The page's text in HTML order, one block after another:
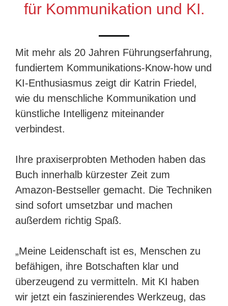
für Kommunikation und KI.
Mit mehr als 20 Jahren Führungserfahrung,
fundiertem Kommunikations-Know-how und
KI-Enthusiasmus zeigt dir Katrin Friedel,
wie du menschliche Kommunikation und
künstliche Intelligenz miteinander
verbindest.
Ihre praxiserprobten Methoden haben das
Buch innerhalb kürzester Zeit zum
Amazon-Bestseller gemacht. Die Techniken
sind sofort umsetzbar und machen
außerdem richtig Spaß.
„Meine Leidenschaft ist es, Menschen zu
befähigen, ihre Botschaften klar und
überzeugend zu vermitteln. Mit KI haben
wir jetzt ein faszinierendes Werkzeug, das